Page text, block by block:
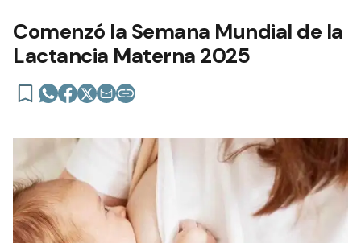
Comenzó la Semana Mundial de la
Lactancia Materna 2025